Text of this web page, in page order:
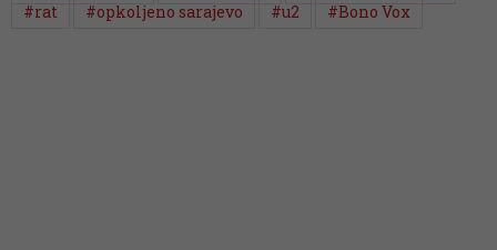
#rat
#opkoljeno sarajevo #u2 #Bono Vox